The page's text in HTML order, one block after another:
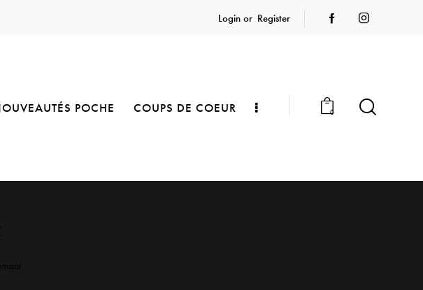
Login or Register
POCHE COUPS DE COEUR 0